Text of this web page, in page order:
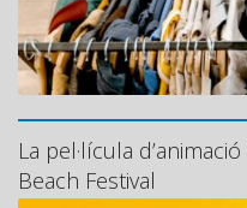
La pel·lícula
Beach Festival